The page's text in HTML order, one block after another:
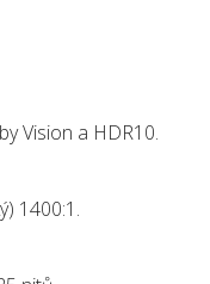
Vision a HDR10.
1400:1.